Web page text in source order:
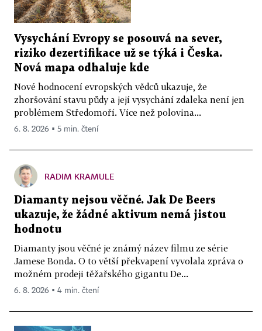
Vysychání Evropy se posouvá na sever,
riziko dezertifikace už se týká i Česka.
Nová mapa odhaluje kde
Nové hodnocení evropských vědců ukazuje, že
zhoršování stavu půdy a její vysychání zdaleka není jen
problémem Středomoří. Více než polovina...
6. 8. 2026 ▪ 5 min. čtení
RADIM KRAMULE
Diamanty nejsou věčné. Jak De Beers
ukazuje, že žádné aktivum nemá jistou
hodnotu
Diamanty jsou věčné je známý název filmu ze série
Jamese Bonda. O to větší překvapení vyvolala zpráva o
možném prodeji těžařského gigantu De...
6. 8. 2026 ▪ 4 min. čtení